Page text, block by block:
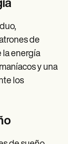
de
la energía
y una
los